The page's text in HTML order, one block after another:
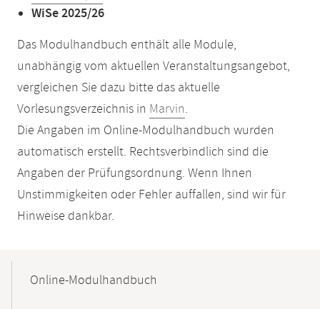
WiSe 2025/26
Das Modulhandbuch enthält alle Module,
unabhängig vom aktuellen Veranstaltungsangebot,
vergleichen Sie dazu bitte das aktuelle
Vorlesungsverzeichnis in Marvin.
Die Angaben im Online-Modulhandbuch wurden
automatisch erstellt. Rechtsverbindlich sind die
Angaben der Prüfungsordnung. Wenn Ihnen
Unstimmigkeiten oder Fehler auffallen, sind wir für
Hinweise dankbar.
NavigationOnline-Modulhandbuch